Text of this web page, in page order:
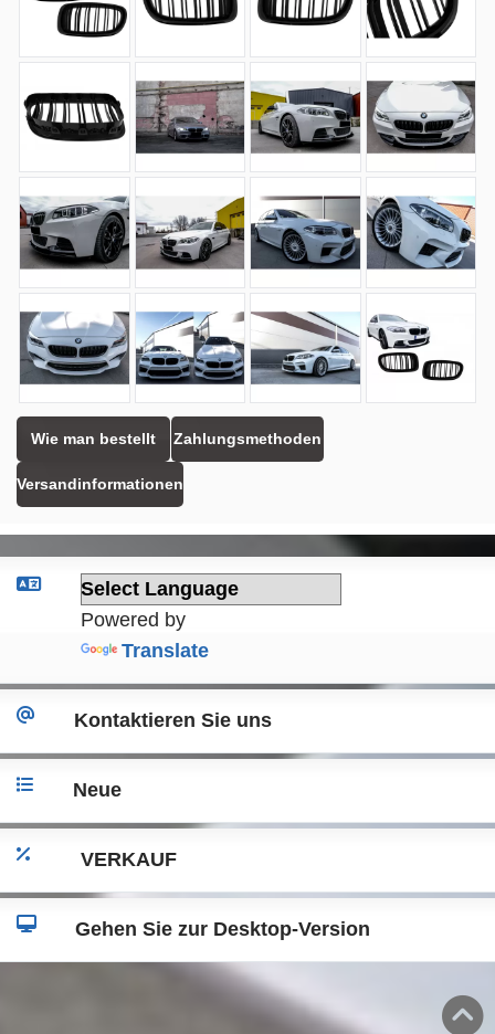
Wie man bestellt Zahlungsmethoden
Versandinformationen
Powered by
Translate
Kontaktieren Sie uns
Neue
VERKAUF
Gehen Sie zur Desktop-Version